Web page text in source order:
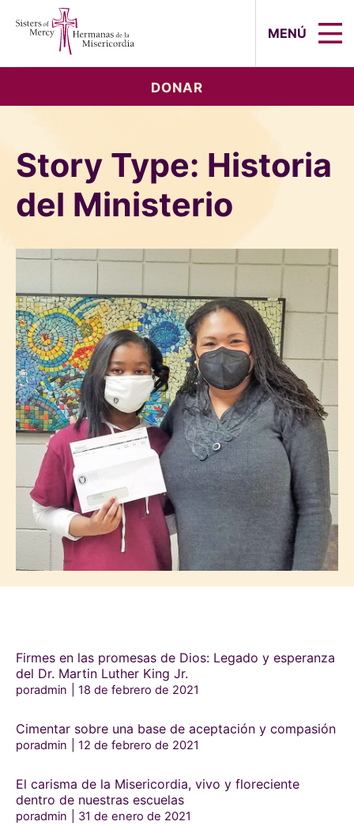
MENÚ
DONAR
Story Type: Historia
del Ministerio
Firmes en las promesas de Dios: Legado y esperanza
del Dr. Martin Luther King Jr.
poradmin 18 de febrero de 2021
Cimentar sobre una base de aceptación y compasión
poradmin 12 de febrero de 2021
El carisma de la Misericordia, vivo y floreciente
dentro de nuestras escuelas
poradmin 31 de enero de 2021